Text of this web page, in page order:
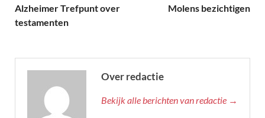
Alzheimer Trefpunt over
testamenten
Molens bezichtigen
Over redactie
Bekijk alle berichten van redactie →